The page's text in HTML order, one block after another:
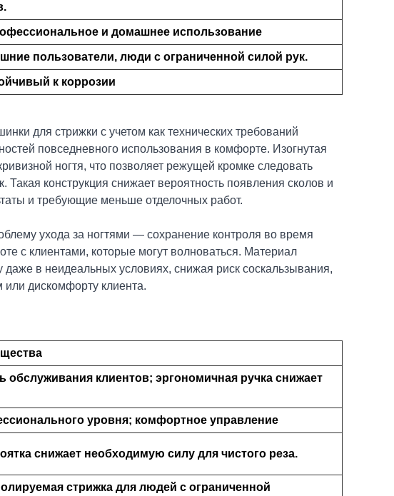
и домашнее использование
пользователи, люди с ограниченной силой рук.
к коррозии
для стрижки с учетом как технических требований
повседневного использования в комфорте. Изогнутая
ногтя, что позволяет режущей кромке следовать
Такая конструкция снижает вероятность появления сколов и
и требующие меньше отделочных работ.
ухода за ногтями — сохранение контроля во время
с клиентами, которые могут волноваться. Материал
даже в неидеальных условиях, снижая риск соскальзывания,
дискомфорту клиента.
обслуживания клиентов; эргономичная ручка снижает
уровня; комфортное управление
снижает необходимую силу для чистого реза.
стрижка для людей с ограниченной